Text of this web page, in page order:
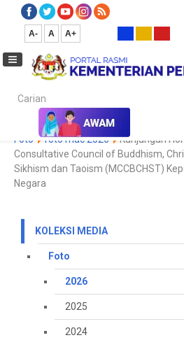
A- A A+
Carian...
Laman Utama Media Koleksi
Foto
foto mac 2026
Kunjungan
Consultative Council of Buddhism,
Sikhism dan Taoism (MCCBCHST)
Negara
KOLEKSI MEDIA
Foto
2026
2025
2024